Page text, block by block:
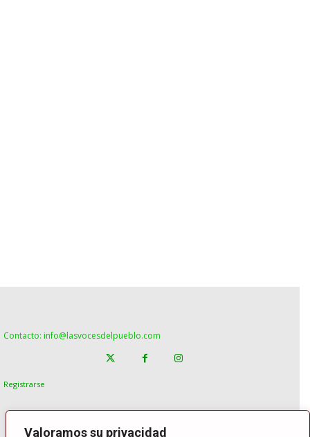
Valoramos su privacidad
Contacto: info@lasvocesdelpueblo.com
Registrarse